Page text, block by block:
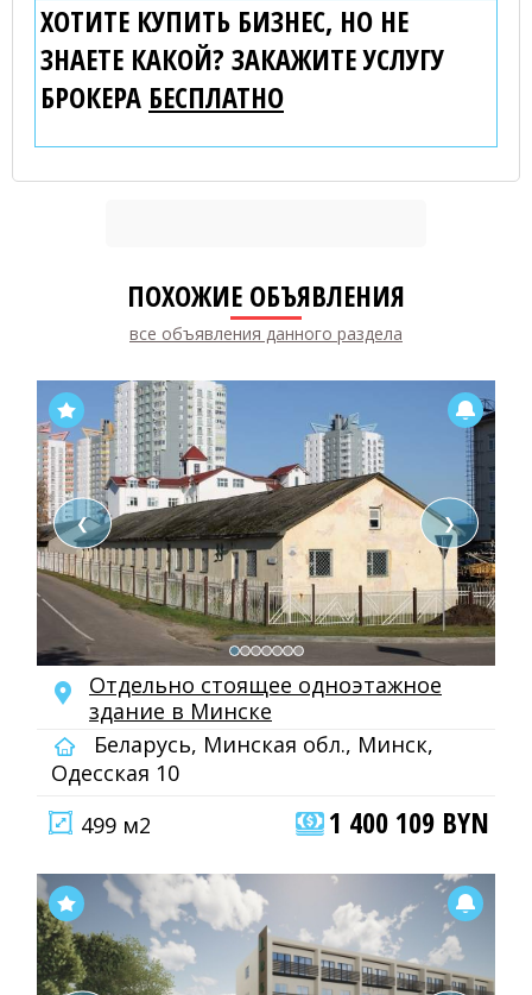
ХОТИТЕ КУПИТЬ БИЗНЕС, НО НЕ
ЗНАЕТЕ КАКОЙ? ЗАКАЖИТЕ УСЛУГУ
БРОКЕРА БЕСПЛАТНО
ПОХОЖИЕ ОБЪЯВЛЕНИЯ
все объявления данного раздела
❮ ❯
Отдельно стоящее одноэтажное
здание в Минске
Беларусь, Минская обл., Минск,
Одесская 10
499 м2
1 400 109 BYN